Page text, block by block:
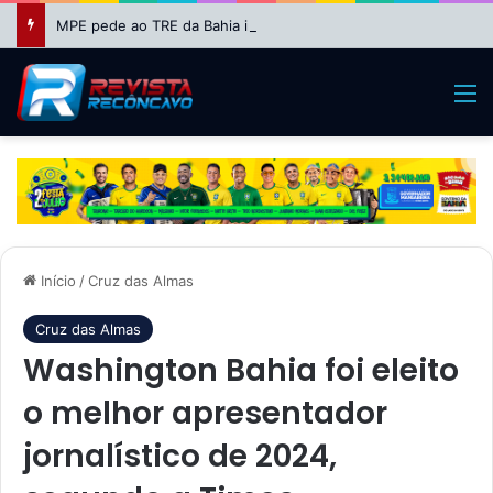
Início /Cruz das Almas
Cruz das Almas
Washington Bahia foi eleito
o melhor apresentador
jornalístico de 2024,